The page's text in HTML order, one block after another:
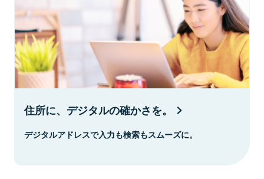
住所に、デジタルの確かさを。
デジタルアドレスで入力も検索もスムーズに。